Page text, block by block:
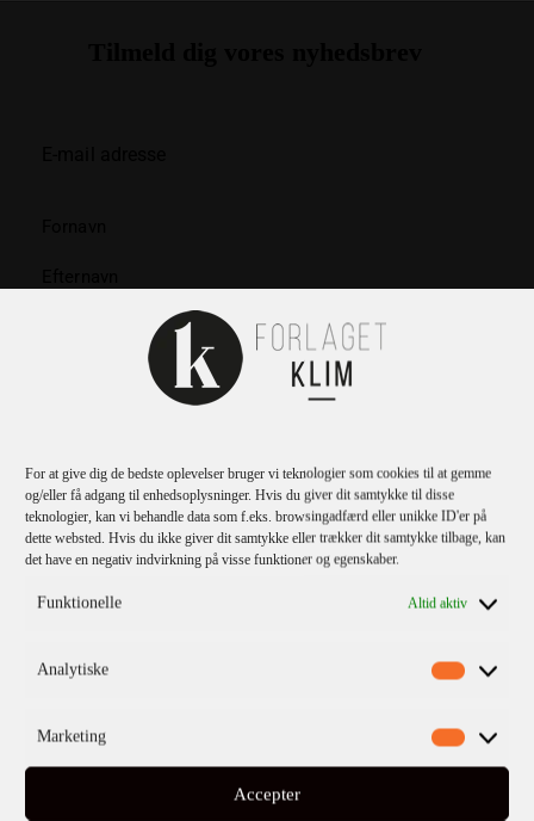
For at give dig de bedste oplevelser bruger vi teknologier som cookies til at gemme
og/eller få adgang til enhedsoplysninger. Hvis du giver dit samtykke til disse
teknologier, kan vi behandle data som f.eks. browsingadfærd eller unikke ID'er på
dette websted. Hvis du ikke giver dit samtykke eller trækker dit samtykke tilbage, kan
det have en negativ indvirkning på visse funktioner og egenskaber.
Funktionelle Altid aktiv
Analytiske
Marketing
Accepter
privatlivspolitikken
Fiktion